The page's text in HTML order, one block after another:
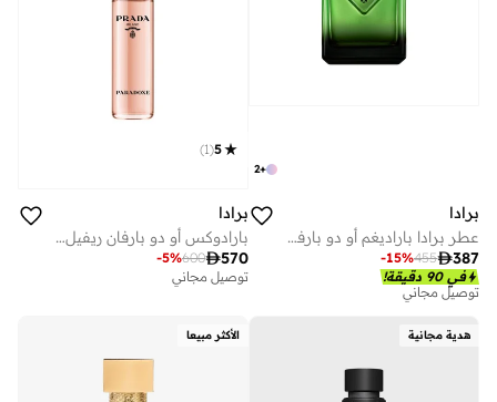
+
2
برادا
عطر برادا باراديغم أو دو بارفان 50 مل
387
455
-15%
في 90 دقيقة!
توصيل مجاني
5
(
1
)
برادا
بارادوكس أو دو بارفان ريفيل - 100 مل
570
600
-5%
توصيل مجاني
هدية مجانية الأكثر مبيعا